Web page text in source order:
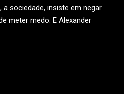
sociedade, insiste em negar.
meter medo. E Alexander